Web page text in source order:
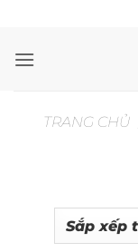
nội
TRANG CHỦ